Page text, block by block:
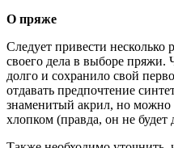
О пряже
Следует привести несколько
своего дела в выборе пряжи.
долго и сохранило свой
отдавать предпочтение
знаменитый акрил, но можно
хлопком (правда, он не будет